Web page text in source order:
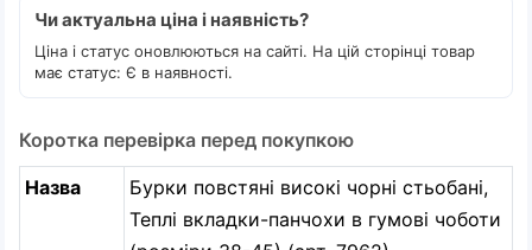
Чи актуальна ціна і наявність?
Ціна і статус оновлюються на сайті. На цій сторінці товар
має статус: Є в наявності.
Коротка перевірка перед покупкою
Назва
Бурки повстяні високі чорні стьобані,
Теплі вкладки-панчохи в гумові чоботи